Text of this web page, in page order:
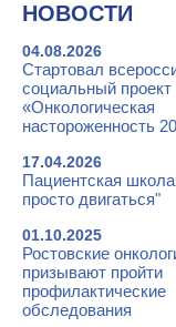
НОВОСТИ
04.08.2026
Стартовал
социальный проект
«Онкологическая
настороженность
17.04.2026
Пациентская
просто двигаться"
01.10.2025
Ростовские
призывают пройти
профилактические
обследования